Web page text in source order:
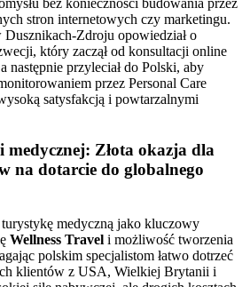
bez konieczności budowania przez
stron internetowych czy marketingu.
Dusznikach-Zdroju opowiedział o
który zaczął od konsultacji online
następnie przyleciał do Polski, aby
przez Personal Care
satysfakcją i powtarzalnymi
Złota okazja dla
na dotarcie do globalnego
medyczną jako kluczowy
Wellness Travel i możliwość tworzenia
polskim specjalistom łatwo dotrzeć
klientów z USA, Wielkiej Brytanii i